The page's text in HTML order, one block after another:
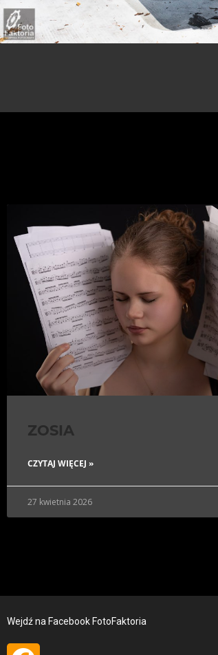
ZOSIA
CZYTAJ WIĘCEJ »
27 kwietnia 2026
Wejdź na Facebook FotoFaktoria